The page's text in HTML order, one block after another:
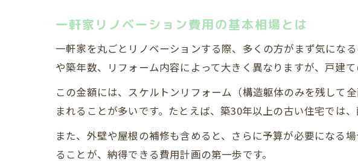
配管
1500万円で
間取り
一軒家リノベーション費用の基本相場とは
一軒家を丸ごとリノベーションする際、多くの方がまず気にな
や築年数、リフォーム内容によって大きく異なりますが、戸建
この金額には、スケルトンリフォーム（構造躯体のみを残して
まれることが多いです。たとえば、築30年以上の古い住宅では
また、外壁や屋根の補修も含めると、さらに予算が必要になる
ることが、納得できる費用計画の第一歩です。